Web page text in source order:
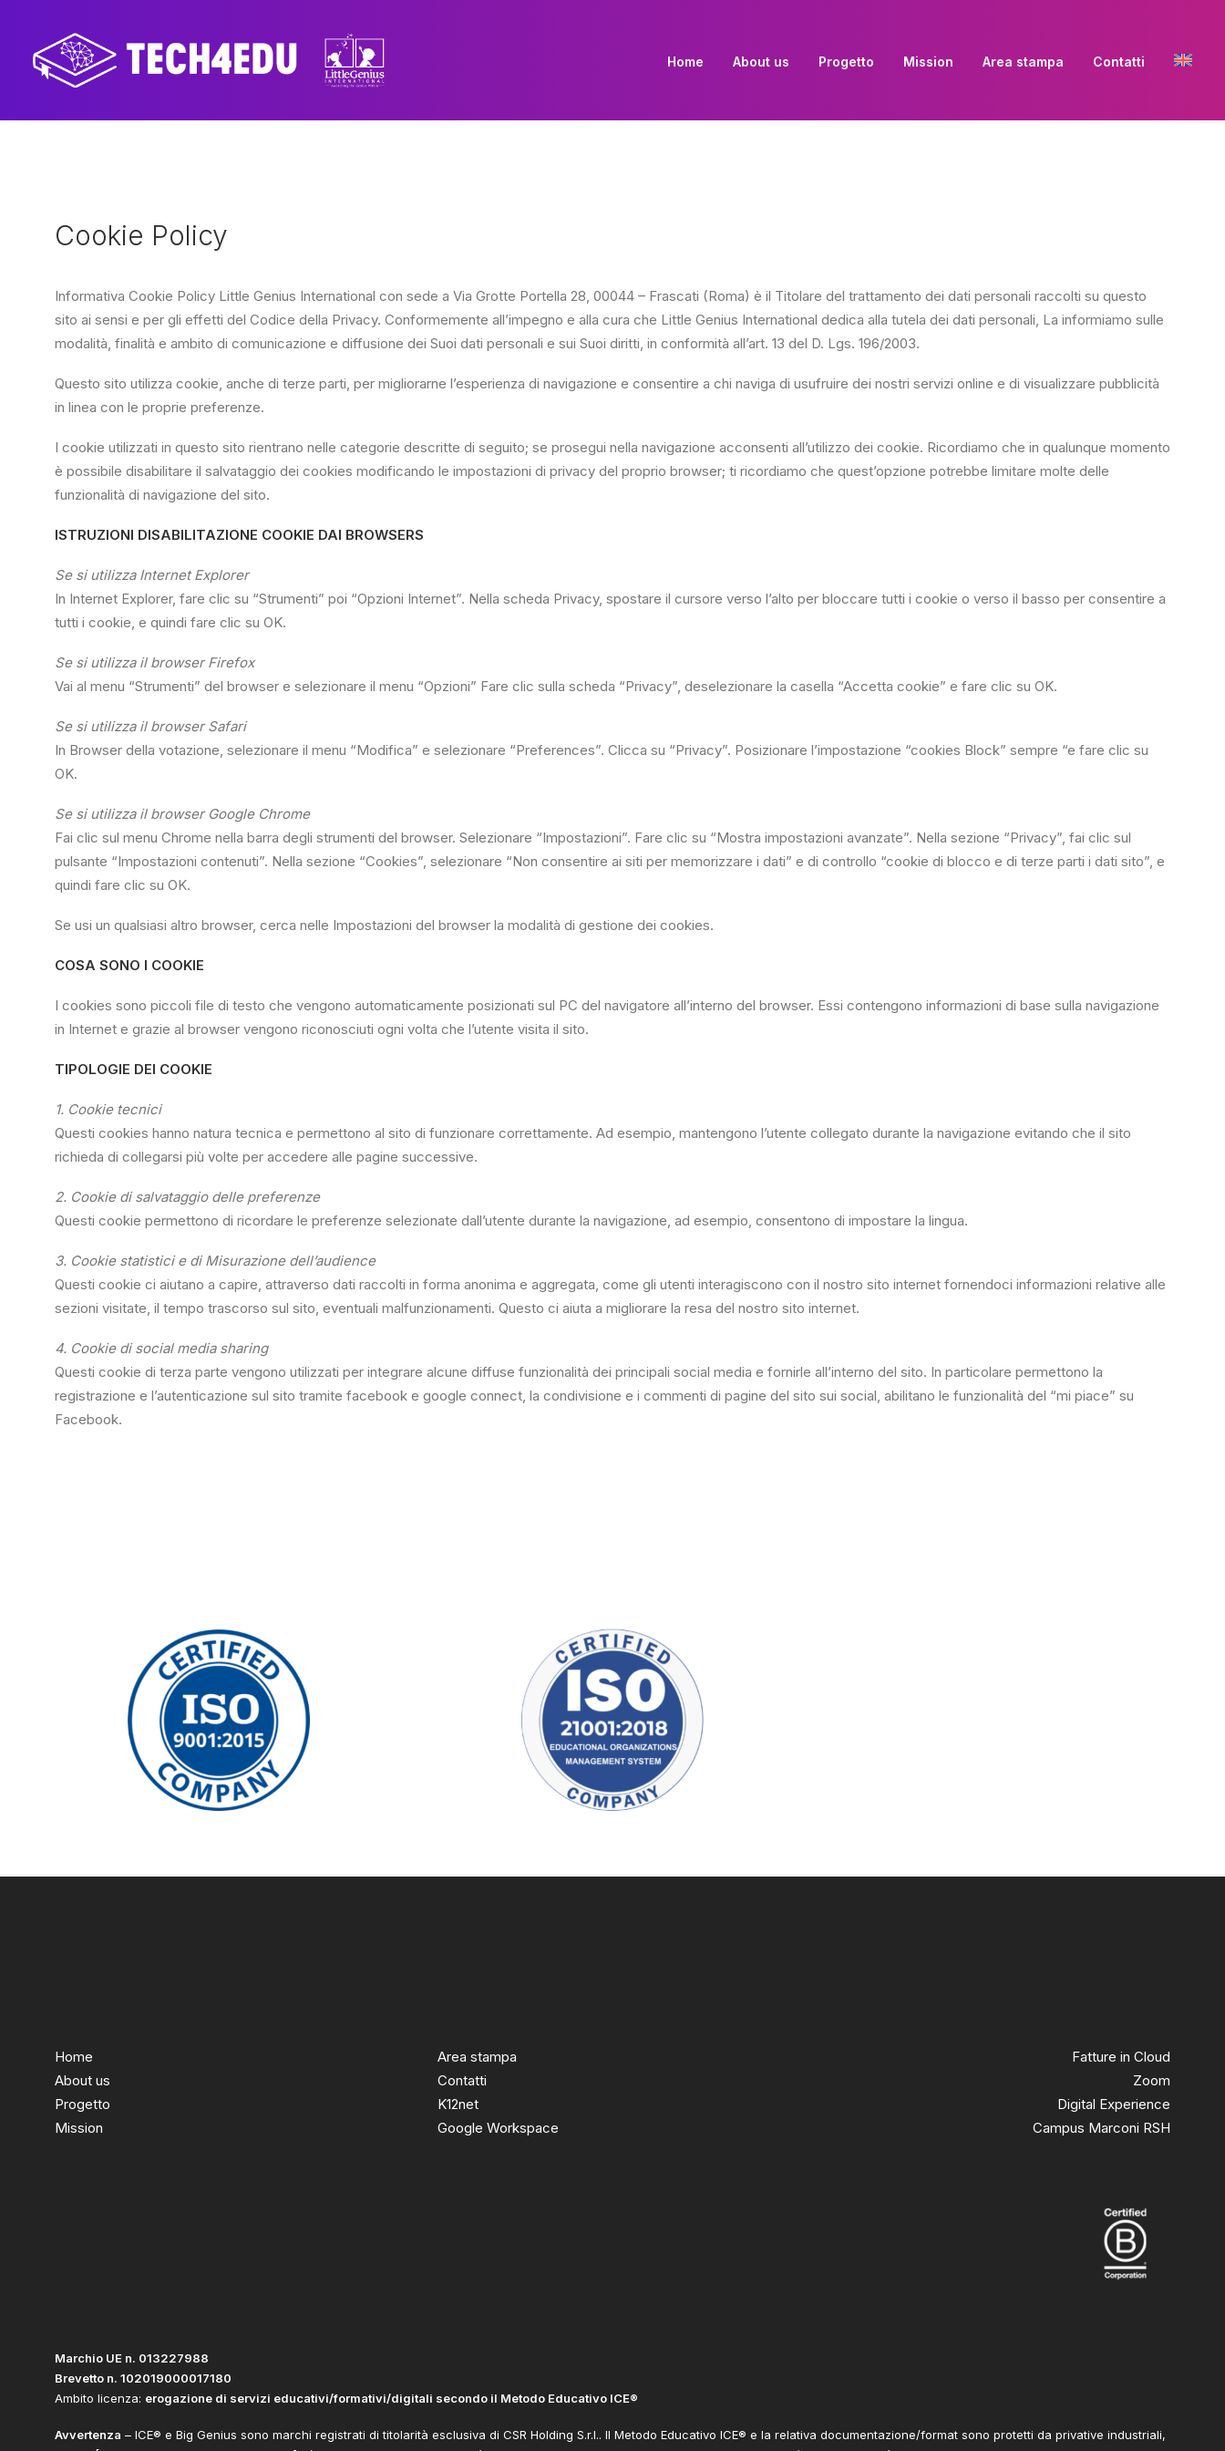
Home About us Progetto Mission Area stampa Contatti
Cookie Policy
Informativa Cookie Policy Little Genius International con sede a Via Grotte Portella 28, 00044 – Frascati (Roma) è il Titolare del trattamento dei dati personali raccolti su questo
sito ai sensi e per gli effetti del Codice della Privacy. Conformemente all’impegno e alla cura che Little Genius International dedica alla tutela dei dati personali, La informiamo sulle
modalità, finalità e ambito di comunicazione e diffusione dei Suoi dati personali e sui Suoi diritti, in conformità all’art. 13 del D. Lgs. 196/2003.
Questo sito utilizza cookie, anche di terze parti, per migliorarne l’esperienza di navigazione e consentire a chi naviga di usufruire dei nostri servizi online e di visualizzare pubblicità
in linea con le proprie preferenze.
I cookie utilizzati in questo sito rientrano nelle categorie descritte di seguito; se prosegui nella navigazione acconsenti all’utilizzo dei cookie. Ricordiamo che in qualunque momento
è possibile disabilitare il salvataggio dei cookies modificando le impostazioni di privacy del proprio browser; ti ricordiamo che quest’opzione potrebbe limitare molte delle
funzionalità di navigazione del sito.
ISTRUZIONI DISABILITAZIONE COOKIE DAI BROWSERS
Se si utilizza Internet Explorer
In Internet Explorer, fare clic su “Strumenti” poi “Opzioni Internet”. Nella scheda Privacy, spostare il cursore verso l’alto per bloccare tutti i cookie o verso il basso per consentire a
tutti i cookie, e quindi fare clic su OK.
Se si utilizza il browser Firefox
Vai al menu “Strumenti” del browser e selezionare il menu “Opzioni” Fare clic sulla scheda “Privacy”, deselezionare la casella “Accetta cookie” e fare clic su OK.
Se si utilizza il browser Safari
In Browser della votazione, selezionare il menu “Modifica” e selezionare “Preferences”. Clicca su “Privacy”. Posizionare l’impostazione “cookies Block” sempre “e fare clic su
OK.
Se si utilizza il browser Google Chrome
Fai clic sul menu Chrome nella barra degli strumenti del browser. Selezionare “Impostazioni”. Fare clic su “Mostra impostazioni avanzate”. Nella sezione “Privacy”, fai clic sul
pulsante “Impostazioni contenuti”. Nella sezione “Cookies”, selezionare “Non consentire ai siti per memorizzare i dati” e di controllo “cookie di blocco e di terze parti i dati sito”, e
quindi fare clic su OK.
Se usi un qualsiasi altro browser, cerca nelle Impostazioni del browser la modalità di gestione dei cookies.
COSA SONO I COOKIE
I cookies sono piccoli file di testo che vengono automaticamente posizionati sul PC del navigatore all’interno del browser. Essi contengono informazioni di base sulla navigazione
in Internet e grazie al browser vengono riconosciuti ogni volta che l’utente visita il sito.
TIPOLOGIE DEI COOKIE
1. Cookie tecnici
Questi cookies hanno natura tecnica e permettono al sito di funzionare correttamente. Ad esempio, mantengono l’utente collegato durante la navigazione evitando che il sito
richieda di collegarsi più volte per accedere alle pagine successive.
2. Cookie di salvataggio delle preferenze
Questi cookie permettono di ricordare le preferenze selezionate dall’utente durante la navigazione, ad esempio, consentono di impostare la lingua.
3. Cookie statistici e di Misurazione dell’audience
Questi cookie ci aiutano a capire, attraverso dati raccolti in forma anonima e aggregata, come gli utenti interagiscono con il nostro sito internet fornendoci informazioni relative alle
sezioni visitate, il tempo trascorso sul sito, eventuali malfunzionamenti. Questo ci aiuta a migliorare la resa del nostro sito internet.
4. Cookie di social media sharing
Questi cookie di terza parte vengono utilizzati per integrare alcune diffuse funzionalità dei principali social media e fornirle all’interno del sito. In particolare permettono la
registrazione e l’autenticazione sul sito tramite facebook e google connect, la condivisione e i commenti di pagine del sito sui social, abilitano le funzionalità del “mi piace” su
Facebook.
Home
About us
Progetto
Mission
Area stampa
Contatti
K12net
Google Workspace
Fatture in Cloud
Zoom
Digital Experience
Campus Marconi RSH
Marchio UE n. 013227988
Brevetto n. 102019000017180
Ambito licenza: erogazione di servizi educativi/formativi/digitali secondo il Metodo Educativo ICE®
Avvertenza – ICE® e Big Genius sono marchi registrati di titolarità esclusiva di CSR Holding S.r.l.. Il Metodo Educativo ICE® e la relativa documentazione/format sono protetti da privative industriali,